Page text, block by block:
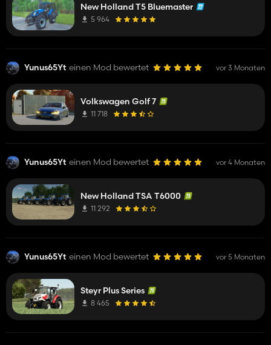
New Holland T5 Bluemaster
5 964
Yunus65Yt einen Mod bewertet vor 3 Monaten
Volkswagen Golf 7
11 718
Yunus65Yt einen Mod bewertet vor 4 Monaten
New Holland TSA T6000
11 292
Yunus65Yt einen Mod bewertet vor 5 Monaten
Steyr Plus Series
8 465